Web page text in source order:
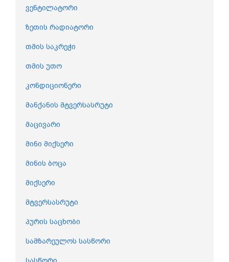
ვენტილატორი
ზეთის რადიატორი
თმის საკრეჭი
თმის უთო
კონდიციონერი
მანქანის მტვერსასრუტი
მაცივარი
მინი მიქსერი
მინის ბოცა
მიქსერი
მტვერსასრუტი
პურის საცხობი
სამზარეულოს სასწორი